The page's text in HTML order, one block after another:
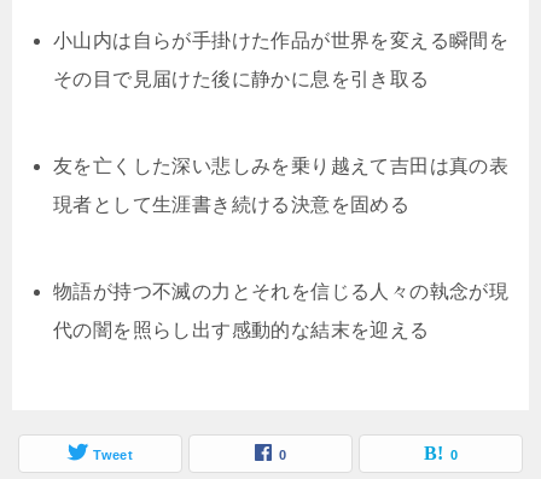
小山内は自らが手掛けた作品が世界を変える瞬間を
その目で見届けた後に静かに息を引き取る
友を亡くした深い悲しみを乗り越えて吉田は真の表
現者として生涯書き続ける決意を固める
物語が持つ不滅の力とそれを信じる人々の執念が現
代の闇を照らし出す感動的な結末を迎える
Tweet 0 0